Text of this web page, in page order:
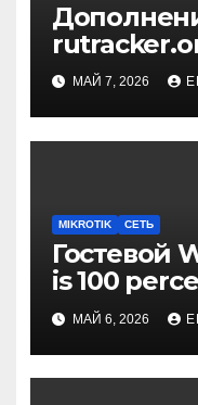
на Mikrotik
МАЙ 7, 2026
MIKROTIK СЕТЬ
Гостевой
is 100
МАЙ 6, 2026